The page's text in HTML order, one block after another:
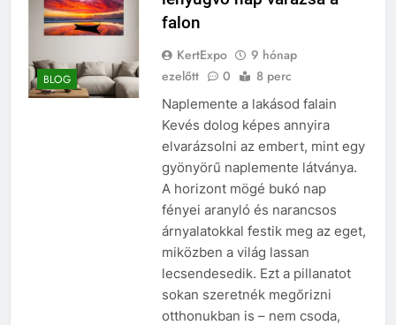
BLOG
falon
KertExpo
9 hónap
ezelőtt
0 8 perc
Naplemente a lakásod falain
Kevés dolog képes annyira
elvarázsolni az embert, mint egy
gyönyörű naplemente látványa.
A horizont mögé bukó nap
fényei aranyló és narancsos
árnyalatokkal festik meg az eget,
miközben a világ lassan
lecsendesedik. Ezt a pillanatot
sokan szeretnék megőrizni
otthonukban is – nem csoda,